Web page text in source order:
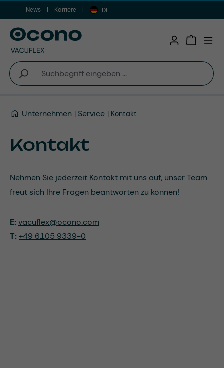
Zum Hauptinhalt springen
News Karriere DE
Unternehmen Service Kontakt
Kontakt
Nehmen Sie jederzeit Kontakt mit uns auf, unser Team
freut sich Ihre Fragen beantworten zu können!
E: vacuflex@ocono.com
T: +49 6105 9339-0